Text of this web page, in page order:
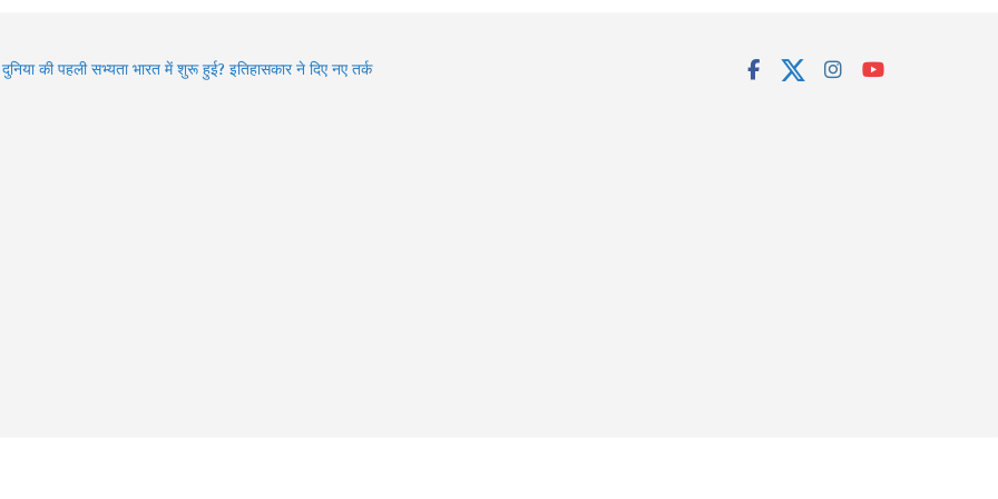
दुनिया की पहली सभ्यता भारत में शुरू हुई? इतिहासकार ने दिए नए तर्क